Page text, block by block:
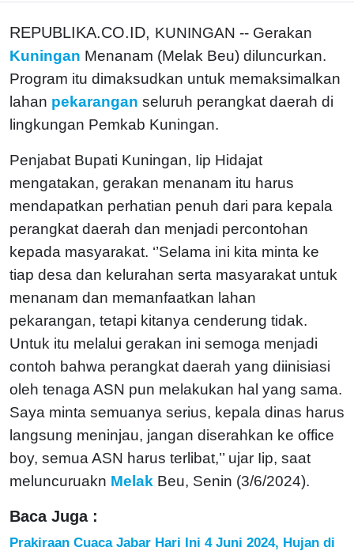
REPUBLIKA.CO.ID, KUNINGAN -- Gerakan
Kuningan Menanam (Melak Beu) diluncurkan.
Program itu dimaksudkan untuk memaksimalkan
lahan pekarangan seluruh perangkat daerah di
lingkungan Pemkab Kuningan.
Penjabat Bupati Kuningan, Iip Hidajat
mengatakan, gerakan menanam itu harus
mendapatkan perhatian penuh dari para kepala
perangkat daerah dan menjadi percontohan
kepada masyarakat. ‘’Selama ini kita minta ke
tiap desa dan kelurahan serta masyarakat untuk
menanam dan memanfaatkan lahan
pekarangan, tetapi kitanya cenderung tidak.
Untuk itu melalui gerakan ini semoga menjadi
contoh bahwa perangkat daerah yang diinisiasi
oleh tenaga ASN pun melakukan hal yang sama.
Saya minta semuanya serius, kepala dinas harus
langsung meninjau, jangan diserahkan ke office
boy, semua ASN harus terlibat,’’ ujar Iip, saat
meluncuruakn Melak Beu, Senin (3/6/2024).
Baca Juga :
Prakiraan Cuaca Jabar Hari Ini 4 Juni 2024, Hujan di